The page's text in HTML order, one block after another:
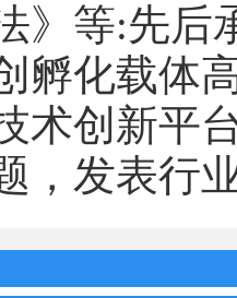
》等:先后
孵化载体
术创新平
，发表行